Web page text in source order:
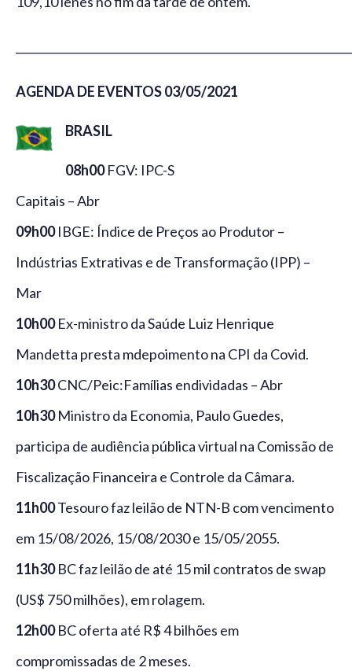
AGENDA DE EVENTOS 03/05/2021
BRASIL
08h00FGV: IPC-S
Capitais – Abr
09h00IBGE: Índice de Preços ao Produtor –
Indústrias Extrativas e de Transformação (IPP) –
Mar
10h00Ex-ministro da Saúde Luiz Henrique
Mandetta presta mdepoimento na CPI da Covid.
10h30CNC/Peic:Famílias endividadas – Abr
10h30Ministro da Economia, Paulo Guedes,
participa de audiência pública virtual na Comissão de
Fiscalização Financeira e Controle da Câmara.
11h00Tesouro faz leilão de NTN-B com vencimento
em 15/08/2026, 15/08/2030 e 15/05/2055.
11h30BC faz leilão de até 15 mil contratos de swap
(US$ 750 milhões), em rolagem.
12h00BC oferta até R$ 4 bilhões em
compromissadas de 2 meses.